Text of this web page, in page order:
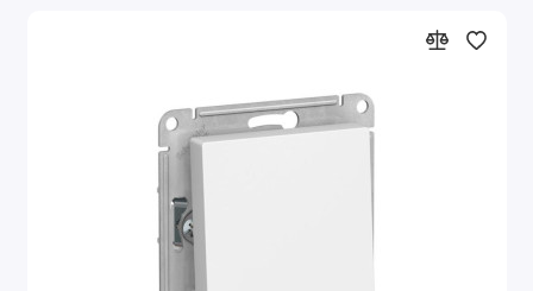
Розетки с таймером
ТВ приставки и антенны
Звонки и кнопки